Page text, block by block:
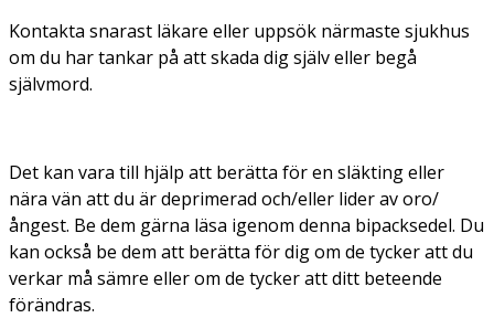
Kontakta snarast läkare eller uppsök närmaste sjukhus
om du har tankar på att skada dig själv eller begå
självmord.
Det kan vara till hjälp att berätta för en släkting eller
nära vän att du är deprimerad och/eller lider av oro/
ångest. Be dem gärna läsa igenom denna bipacksedel. Du
kan också be dem att berätta för dig om de tycker att du
verkar må sämre eller om de tycker att ditt beteende
förändras.